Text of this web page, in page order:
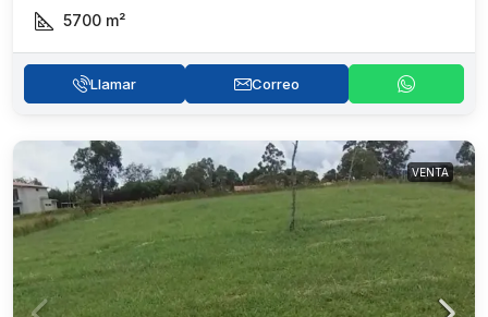
5700 m²
Llamar Correo
VENTA